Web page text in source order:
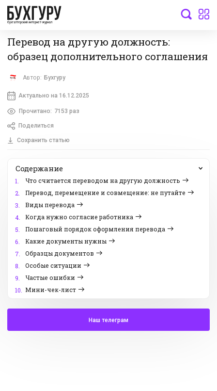
бухгалтерский интернет-журнал
Перевод на другую должность:
образец дополнительного соглашения
Автор: Бухгуру
Актуально на 16.12.2025
Прочитано: 7153 раз
Поделиться
Сохранить статью
Содержание
1.
Что считается переводом на другую должность
2.
Перевод, перемещение и совмещение: не путайте
3.
Виды перевода
4.
Когда нужно согласие работника
5.
Пошаговый порядок оформления перевода
6.
Какие документы нужны
7.
Образцы документов
8.
Особые ситуации
9.
Частые ошибки
10. Мини-чек-лист
Наш телеграм